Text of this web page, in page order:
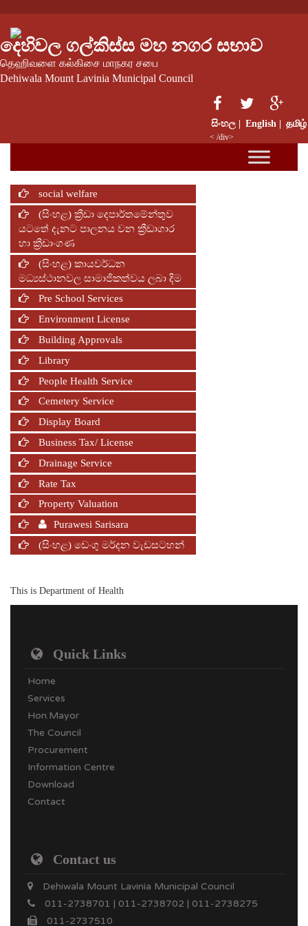
දෙහිවල ගල්කිස්ස මහ නගර සභාව
தெஹிவளை கல்கிசை மாநகர சபை
Dehiwala Mount Lavinia Municipal Council
සිංහල | English | தமிழ்
< /div>
social welfare
(සිංහළ) ක්‍රීඩා දෙපාර්තමේන්තුව
යටතේ දැනට පාලනය වන ක්‍රීඩාගාර
හා ක්‍රීඩාංගණ
(සිංහළ) කායවර්ධන
මධ්‍යස්ථානවල සාමාජිකත්වය ලබා දිම
Pre School Services
Environment License
Building Approvals
Library
People Health Service
Cemetery Service
Display Board
Business Tax/ License
Drainage Service
Rate Tax
Property Valuation
Purawesi Sarisara
(සිංහළ) ඩෙංගු මර්දන වැඩසටහන්
This is Department of Health
Quick Links
Home
Services
Hon.Mayor
The Council
Procurement
Information Centre
Download
Contact
Contact us
Dehiwala Mount Lavinia Municipal Council
011-2738701 | 011-2738702 | 011-2738275
011-2737510